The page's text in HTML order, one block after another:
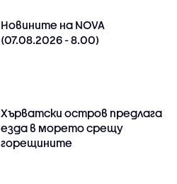
Новините на NOVA
(07.08.2026 - 8.00)
Хърватски остров предлага
езда в морето срещу
горещините